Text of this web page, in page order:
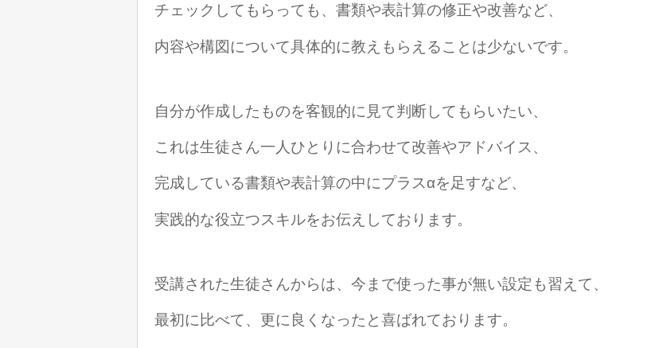
チェックしてもらっても、書類や表計算の修正や改善など、
内容や構図について具体的に教えもらえることは少ないです。
自分が作成したものを客観的に見て判断してもらいたい、
これは生徒さん一人ひとりに合わせて改善やアドバイス、
完成している書類や表計算の中にプラスαを足すなど、
実践的な役立つスキルをお伝えしております。
受講された生徒さんからは、今まで使った事が無い設定も習えて、
最初に比べて、更に良くなったと喜ばれております。